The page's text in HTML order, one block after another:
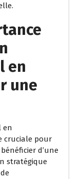
en
une
en
cruciale pour
d’une
stratégique